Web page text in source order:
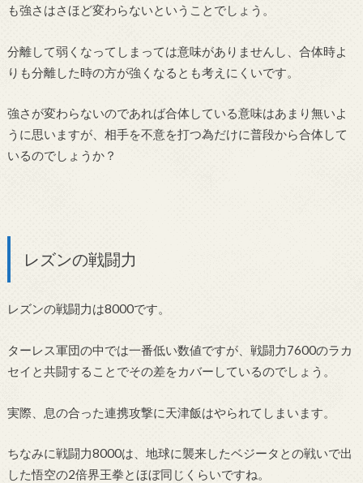
も強さはさほど変わらないということでしょう。
分離して弱くなってしまっては意味がありませんし、合体時よ
りも分離した時の方が強くなるとも考えにくいです。
強さが変わらないのであれば合体している意味はあまり無いよ
うに思いますが、相手を不意を打つ為だけに普段から合体して
いるのでしょうか？
レズンの戦闘力
レズンの戦闘力は8000です。
ターレス軍団の中では一番低い数値ですが、戦闘力7600のラカ
セイと共闘することでその差をカバーしているのでしょう。
実際、息の合った連携攻撃に天津飯はやられてし まいます。
ちなみに戦闘力8000は、地球に襲来したベジータとの戦いで出
した悟空の2倍界王拳とほぼ同じくらいですね。